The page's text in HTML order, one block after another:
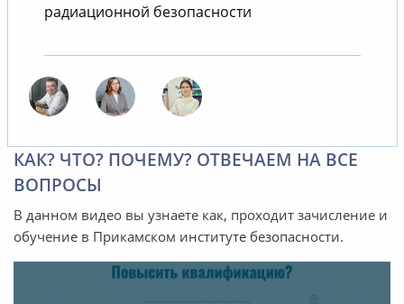
радиационной безопасности
КАК? ЧТО? ПОЧЕМУ? ОТВЕЧАЕМ НА ВСЕ
ВОПРОСЫ
В данном видео вы узнаете как, проходит зачисление и
обучение в Прикамском институте безопасности.